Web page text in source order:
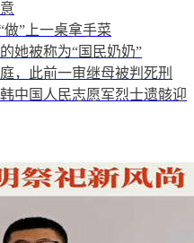
做”上一桌拿手菜
她被称为“国民奶奶”
，此前一审继母被判死刑
中国人民志愿军烈士遗骸迎